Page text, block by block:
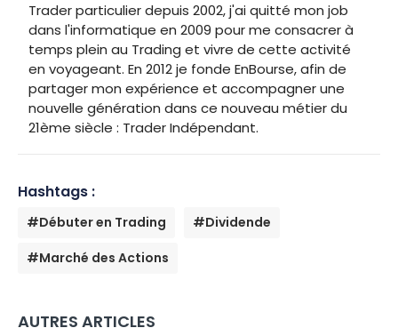
Trader particulier depuis 2002, j'ai quitté mon job
dans l'informatique en 2009 pour me consacrer à
temps plein au Trading et vivre de cette activité
en voyageant. En 2012 je fonde EnBourse, afin de
partager mon expérience et accompagner une
nouvelle génération dans ce nouveau métier du
21ème siècle : Trader Indépendant.
Hashtags :
#Débuter en Trading
#Dividende
#Marché des Actions
AUTRES ARTICLES